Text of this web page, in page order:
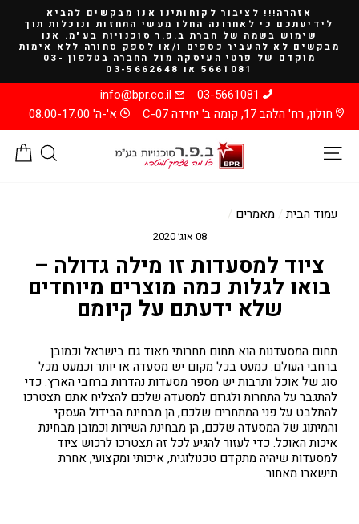
קריאה
אזהרה!!! לציבור לקוחותינו אנו מבקשים להביא
לידיעתכם כי לאחרונה החלו מעשי התחזות ונוכלות תוך
שימוש בשמה של חברת ב.פ.ר סוכנויות בע"מ. אנו
מבקשים לא להעביר כספים ו/או לספק סחורה ללא אימות
מוקדם של פרטי העיסקה מול החברה בטלפון 03-
5661081 או 03-5662648
03-5661081
info@bpr.co.il
חולון, רח' הלהב 17, קומה ב' יחידה C-07
א'-ה' 08:00-17:00
עמוד הבית / מאמרים /
08 אוג׳ 2020
ציוד למסעדות זו מילה גדולה –
בואו לגלות כמה מוצרים מיוחדים
שלא ידעתם על קיומם
תחום המסעדנות הוא תחום תחרותי מאוד גם בישראל וכמובן
ברחבי העולם. כמעט בכל מקום יש מסעדה או יותר וכמעט מכל
סוג של אוכל ותרבות יש מספר מסעדות נהדרות ברחבי הארץ. כדי
להתגבר על התחרות ולגרום למסעדה שלכם להצליח אתם תצטרכו
להתלבט על פני המתחרים שלכם, הן מבחינת הבידול העסקי
והמיתוג של המסעדה שלכם, הן מבחינת השירות וכמובן מבחינת
איכות האוכל. כדי לעזור להגיע לכל זה תצטרכו לרכוש ציוד
למסעדות שיהיה מתקדם טכנולוגית, איכותי ומקצועי, אחרת
תישארו מאחור.